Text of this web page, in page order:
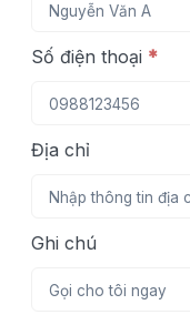
Số điện thoại *
Địa chỉ
Ghi chú